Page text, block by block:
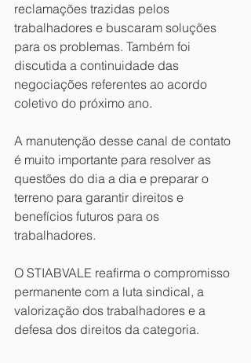
reclamações trazidas pelos
trabalhadores e buscaram soluções
para os problemas. Também foi
discutida a continuidade das
negociações referentes ao acordo
coletivo do próximo ano.
A manutenção desse canal de contato
é muito importante para resolver as
questões do dia a dia e preparar o
terreno para garantir direitos e
benefícios futuros para os
trabalhadores.
O STIABVALE reafirma o compromisso
permanente com a luta sindical, a
valorização dos trabalhadores e a
defesa dos direitos da categoria.